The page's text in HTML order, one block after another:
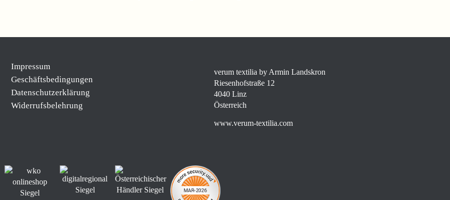
Impressum
Geschäftsbedingungen
Datenschutzerklärung
Widerrufsbelehrung
verum textilia by Armin Landskron
Riesenhofstraße 12
4040 Linz
Österreich
www.verum-textilia.com